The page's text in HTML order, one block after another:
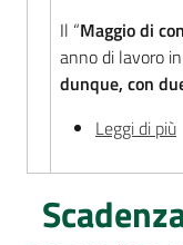
Argomenti
Il “Maggio di
anno di lavoro
dunque, con
Leggi di più